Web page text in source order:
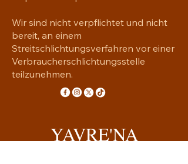
Wir sind nicht verpflichtet und nicht
bereit, an einem
Streitschlichtungsverfahren vor einer
Verbraucherschlichtungsstelle
teilzunehmen.
YAVRE'NA